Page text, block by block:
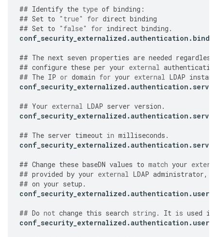
## Identify the type of binding :
## Set to "true" for direct binding
## Set to "false" for indirect binding .
conf_security_externalized .authentication . bind
## The next seven properties are needed regardless
## configure these per your external
## The IP or domain for your external LDAP
conf_security_externalized .authentication . server
## Your external LDAP server version .
conf_security_externalized .authentication . server
## The server timeout in milliseconds .
conf_security_externalized .authentication . server
## Change these baseDN values to match your
## provided by your external LDAP administrator,
## on your setup .
conf_security_externalized .authentication . user
## Do not change this search string . It is used
conf_security_externalized .authentication . user